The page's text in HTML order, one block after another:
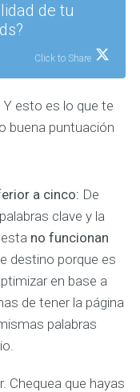
de tu
Click to Share
Y esto es lo que te
buena puntuación
a cinco: De
clave y la
no funcionan
destino porque es
en base a
de tener la página
palabras
Chequea que hayas